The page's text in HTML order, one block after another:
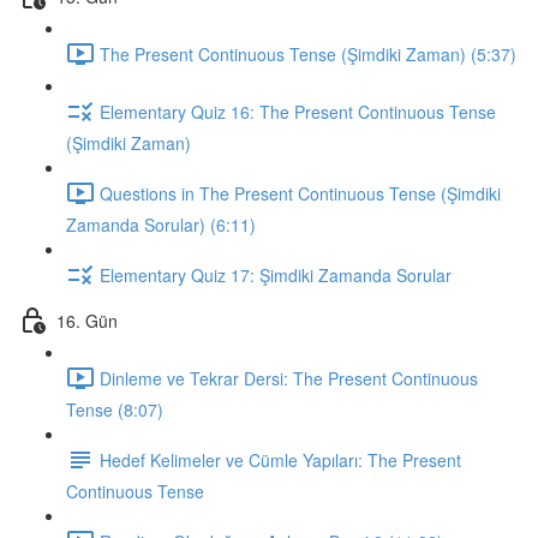
The Present Continuous Tense (Şimdiki Zaman) (5:37)
Elementary Quiz 16: The Present Continuous Tense
(Şimdiki Zaman)
Questions in The Present Continuous Tense (Şimdiki
Zamanda Sorular) (6:11)
Elementary Quiz 17: Şimdiki Zamanda Sorular
16. Gün
Dinleme ve Tekrar Dersi: The Present Continuous
Tense (8:07)
Hedef Kelimeler ve Cümle Yapıları: The Present
Continuous Tense